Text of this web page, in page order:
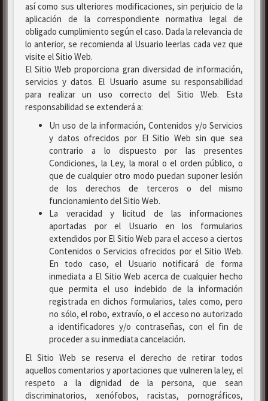
así como sus ulteriores modificaciones, sin perjuicio de la
aplicación de la correspondiente normativa legal de
obligado cumplimiento según el caso. Dada la relevancia de
lo anterior, se recomienda al Usuario leerlas cada vez que
visite el Sitio Web.
El Sitio Web proporciona gran diversidad de información,
servicios y datos. El Usuario asume su responsabilidad
para realizar un uso correcto del Sitio Web. Esta
responsabilidad se extenderá a:
Un uso de la información, Contenidos y/o Servicios
y datos ofrecidos por El Sitio Web sin que sea
contrario a lo dispuesto por las presentes
Condiciones, la Ley, la moral o el orden público, o
que de cualquier otro modo puedan suponer lesión
de los derechos de terceros o del mismo
funcionamiento del Sitio Web.
La veracidad y licitud de las informaciones
aportadas por el Usuario en los formularios
extendidos por El Sitio Web para el acceso a ciertos
Contenidos o Servicios ofrecidos por el Sitio Web.
En todo caso, el Usuario notificará de forma
inmediata a El Sitio Web acerca de cualquier hecho
que permita el uso indebido de la información
registrada en dichos formularios, tales como, pero
no sólo, el robo, extravío, o el acceso no autorizado
a identificadores y/o contraseñas, con el fin de
proceder a su inmediata cancelación.
El Sitio Web se reserva el derecho de retirar todos
aquellos comentarios y aportaciones que vulneren la ley, el
respeto a la dignidad de la persona, que sean
discriminatorios, xenófobos, racistas, pornográficos,